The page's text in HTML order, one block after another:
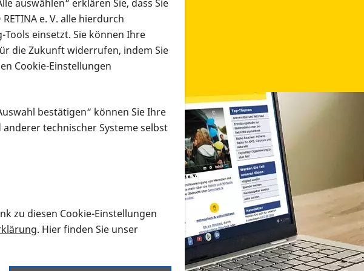
in verschiedenen Formaten an
wie Sie nach Infonmaterial suchen und dieses bestellen bzw. herunterladen
auswählen“ erklären Sie, dass Sie
e. V. alle hierdurch
einsetzt. Sie können Ihre
die Zukunft widerrufen, indem Sie
Cookie-Einstellungen
bestätigen“ können Sie Ihre
technischer Systeme selbst
zu diesen Cookie-Einstellungen
. Hier finden Sie unser